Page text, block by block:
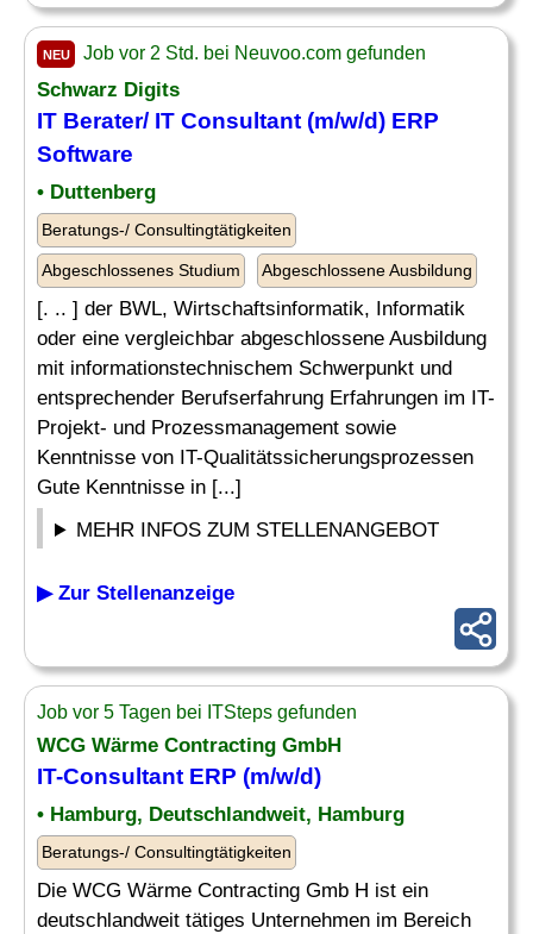
NEU Job vor 2 Std. bei Neuvoo.com gefunden
Schwarz Digits
IT Berater/ IT Consultant (m/w/d) ERP
Software
• Duttenberg
Beratungs-/ Consultingtätigkeiten
Abgeschlossenes Studium Abgeschlossene Ausbildung
[. .. ] der BWL, Wirtschaftsinformatik, Informatik
oder eine vergleichbar abgeschlossene Ausbildung
mit informationstechnischem Schwerpunkt und
entsprechender Berufserfahrung Erfahrungen im IT-
Projekt- und Prozessmanagement sowie
Kenntnisse von IT-Qualitätssicherungsprozessen
Gute Kenntnisse in [...]
MEHR INFOS ZUM STELLENANGEBOT
▶ Zur Stellenanzeige
Job vor 5 Tagen bei ITSteps gefunden
WCG Wärme Contracting GmbH
IT-Consultant ERP (m/w/d)
• Hamburg, Deutschlandweit, Hamburg
Beratungs-/ Consultingtätigkeiten
Die WCG Wärme Contracting Gmb H ist ein
deutschlandweit tätiges Unternehmen im Bereich